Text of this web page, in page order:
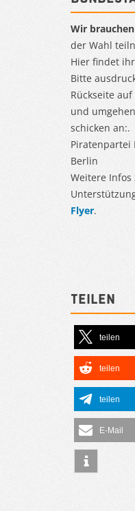
Wir
der Wahl
Hier findet
Bitte
Rückseite
und
schicken an:.
Piratenpartei
Berlin
Weitere Infos
Flyer.
Teilen
teilen
teilen
teilen
E-Mail